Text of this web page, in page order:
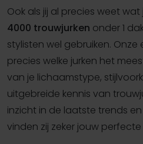
Ook als jij al precies weet wat
4000 trouwjurken onder 1
stylisten wel gebruiken.
precies welke jurken het
van je lichaamstype,
uitgebreide kennis van
inzicht in de laatste trends
vinden zij zeker jouw perfecte